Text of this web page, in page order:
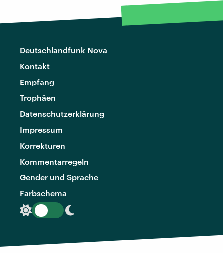
Deutschlandfunk Nova
Kontakt
Empfang
Trophäen
Datenschutzerklärung
Impressum
Korrekturen
Kommentarregeln
Gender und Sprache
Farbschema